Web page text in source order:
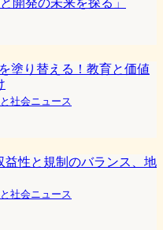
塗り替える！教育と価値
社会ニュース
性と規制のバランス、地
社会ニュース